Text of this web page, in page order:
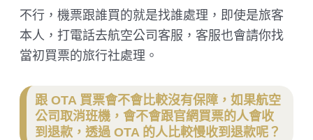
不行，機票跟誰買的就是找誰處理，即使是旅客
本人，打電話去航空公司客服，客服也會請你找
當初買票的旅行社處理。
跟 OTA 買票會不會比較沒有保障，如果航空
公司取消班機，會不會跟官網買票的人會收
到退款，透過 OTA 的人比較慢收到退款呢？